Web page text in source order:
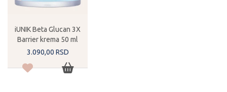
iUNIK Beta Glucan 3X
Barrier krema 50 ml
3.090,00 RSD